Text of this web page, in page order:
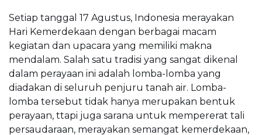
Setiap tanggal 17 Agustus, Indonesia merayakan
Hari Kemerdekaan dengan berbagai macam
kegiatan dan upacara yang memiliki makna
mendalam. Salah satu tradisi yang sangat dikenal
dalam perayaan ini adalah lomba-lomba yang
diadakan di seluruh penjuru tanah air. Lomba-
lomba tersebut tidak hanya merupakan bentuk
perayaan, ttapi juga sarana untuk mempererat tali
persaudaraan, merayakan semangat kemerdekaan,